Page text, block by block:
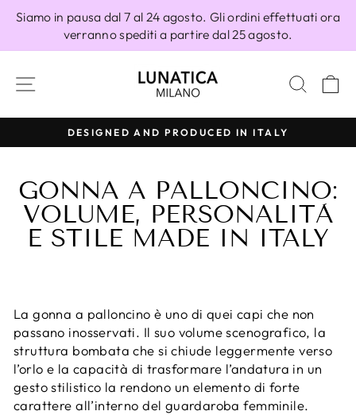
direttamente
Siamo in pausa dal 7 al 24 agosto. Gli ordini effettuati ora
verranno spediti a partire dal 25 agosto.
NAVIGAZIONE DEL SITO
Metti
pausa
presentazione
DESIGNED AND PRODUCED IN ITALY
GONNA A PALLONCINO:
VOLUME, PERSONALITÀ
E STILE MADE IN ITALY
La gonna a palloncino è uno di quei capi che non
passano inosservati. Il suo volume scenografico, la
struttura bombata che si chiude leggermente verso
l’orlo e la capacità di trasformare l’andatura in un
gesto stilistico la rendono un elemento di forte
carattere all’interno del guardaroba femminile.